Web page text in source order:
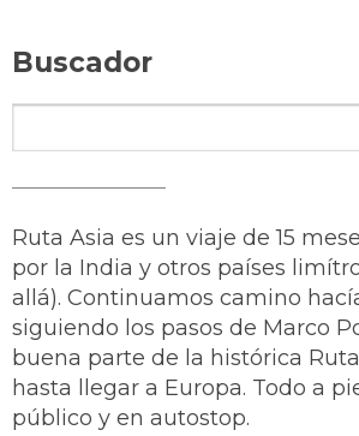
Buscador
Ruta Asia es un viaje de 15
por la India y otros países
allá). Continuamos camino
siguiendo los pasos de Marco
buena parte de la histórica
hasta llegar a Europa. Todo a
público y en autostop.